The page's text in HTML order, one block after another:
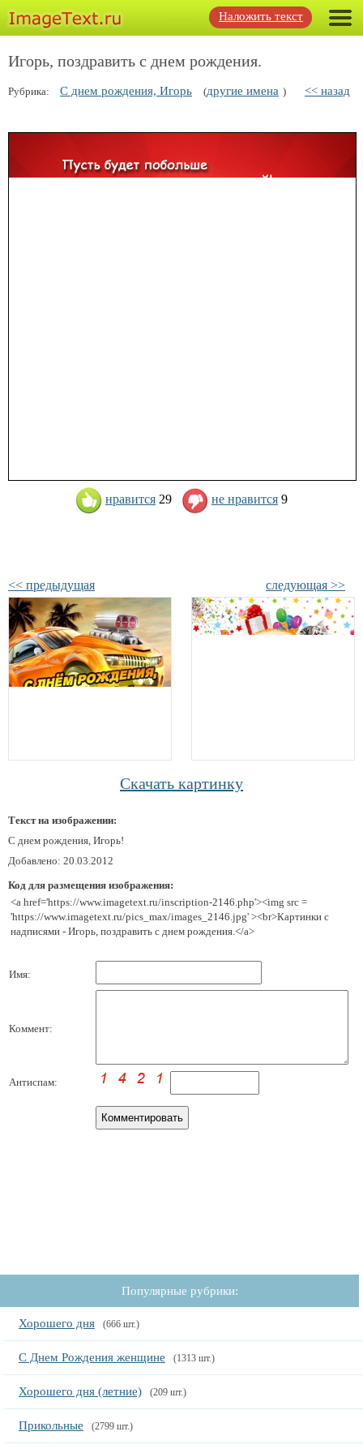
Наложить текст
Игорь, поздравить с днем рождения.
Рубрика: С днем рождения, Игорь (другие имена ) << назад
нравится 29 не нравится 9
<< предыдущая следующая >>
Скачать картинку
Текст на изображении:
С днем рождения, Игорь!
Добавлено: 20.03.2012
Код для размещения изображения:
<a href='https://www.imagetext.ru/inscription-2146.php'><img src =
'https://www.imagetext.ru/pics_max/images_2146.jpg' ><br>Картинки с
надписями - Игорь, поздравить с днем рождения.</a>
Имя:
Коммент:
Антиспам:
Популярные рубрики:
Хорошего дня (666 шт.)
С Днем Рождения женщине (1313 шт.)
Хорошего дня (летние) (209 шт.)
Прикольные (2799 шт.)